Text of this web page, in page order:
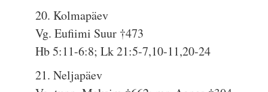
20. Kolmapäev
Vg. Eufiimi Suur †473
Hb 5:11-6:8; Lk 21:5-7,10-11,20-24
21. Neljapäev